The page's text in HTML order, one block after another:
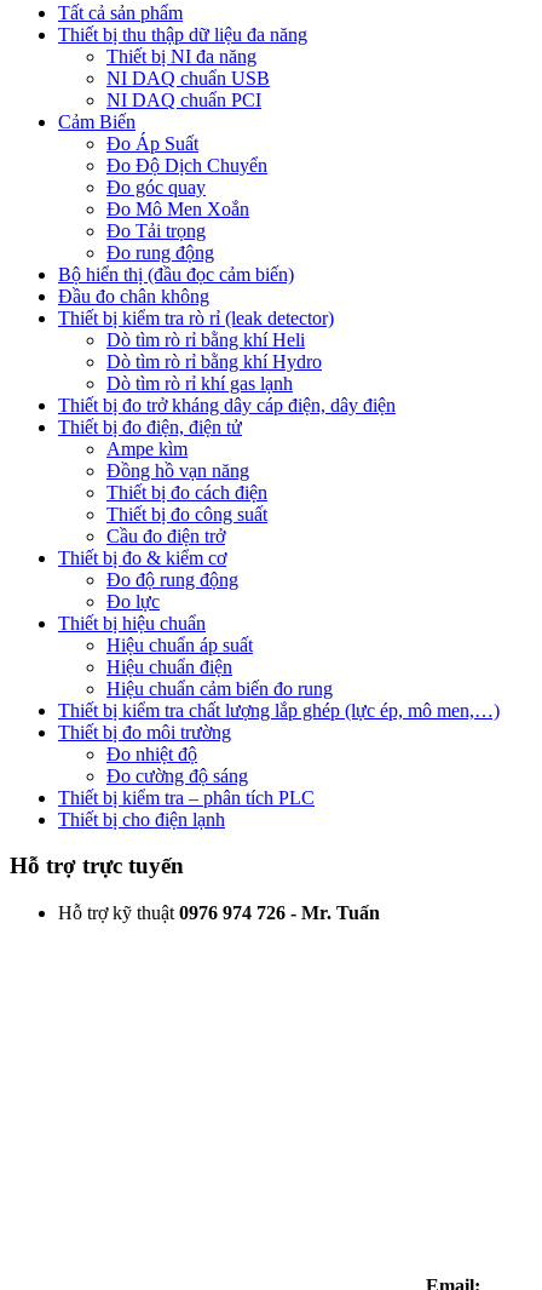
Tất cả sản phẩm
Thiết bị thu thập dữ liệu đa năng
Thiết bị NI đa năng
NI DAQ chuẩn USB
NI DAQ chuẩn PCI
Cảm Biến
Đo Áp Suất
Đo Độ Dịch Chuyển
Đo góc quay
Đo Mô Men Xoắn
Đo Tải trọng
Đo rung động
Bộ hiển thị (đầu đọc cảm biến)
Đầu đo chân không
Thiết bị kiểm tra rò rỉ (leak detector)
Dò tìm rò rỉ bằng khí Heli
Dò tìm rò rỉ bằng khí Hydro
Dò tìm rò rỉ khí gas lạnh
Thiết bị đo trở kháng dây cáp điện, dây điện
Thiết bị đo điện, điện tử
Ampe kìm
Đồng hồ vạn năng
Thiết bị đo cách điện
Thiết bị đo công suất
Cầu đo điện trở
Thiết bị đo & kiểm cơ
Đo độ rung động
Đo lực
Thiết bị hiệu chuẩn
Hiệu chuẩn áp suất
Hiệu chuẩn điện
Hiệu chuẩn cảm biến đo rung
Thiết bị kiểm tra chất lượng lắp ghép (lực ép, mô men,…)
Thiết bị đo môi trường
Đo nhiệt độ
Đo cường độ sáng
Thiết bị kiểm tra – phân tích PLC
Thiết bị cho điện lạnh
Hỗ trợ trực tuyến
Hỗ trợ kỹ thuật 0976 974 726 - Mr. Tuấn